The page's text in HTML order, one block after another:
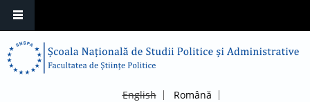
English Română